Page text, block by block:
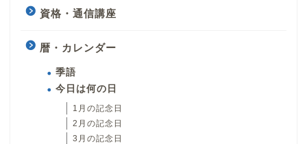
資格・通信講座
暦・カレンダー
季語
今日は何の日
1月の記念日
2月の記念日
3月の記念日